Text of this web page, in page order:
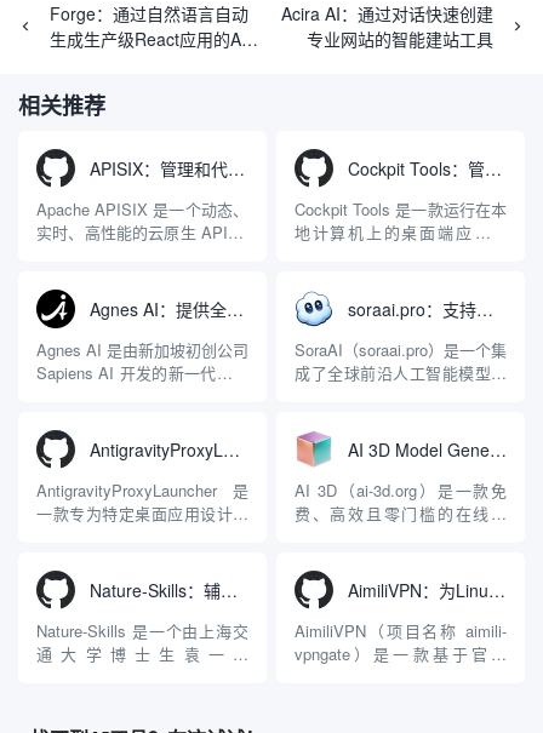
Forge：通过自然语言自动
生成生产级React应用的AI
Acira AI：通过对话快速创建
专业网站的智能建站工具
相关推荐
APISIX：管理和代理API及大模型流量的高性能网关
Apache APISIX 是一个动态、
实时、高性能的云原生 API 网
LuaJIT 构建，并在 2019 年作
为顶级开源项目捐赠给
Apache 软件基金会。APISIX
彻底摒...
Cockpit Tools：管理多个AI编程IDE账号与配置多开独立实例的本地桌面应用
Cockpit Tools 是一款运行在本
地计算机上的桌面端应用程
程助手的账号与运行环境而设
计。它目前支持包括
Antigravity IDE、Codex、
GitHub Copilo...
Agnes AI：提供全模态模型免费API、支持图文视频生成与复杂工程执行的智能体平台
Agnes AI 是由新加坡初创公司
Sapiens AI 开发的新一代多模
限制，提供集文本、图像、视
频生成于一体的“全模态”大模
型能力。平台的核心产品矩阵
包括主打自动化工作流的
soraai.pro：支持多模型文字转视频和图像生成的在线创作工具
SoraAI（soraai.pro）是一个集
成了全球前沿人工智能模型的
者、营销人员及广大用户提供
一站式、开箱即用的视觉内容
生成解决方案。网站的核心优
势在于其强大的多模型聚合能
AntigravityProxyLauncher：免TUN全局代理使用Antigravity IDE
AntigravityProxyLauncher 是
一款专为特定桌面应用设计的
Windows 平台。当用户使用桌
面版 Gemini 客户端或
Antigravity IDE ...
AI 3D Model Generator：通过文本和图像快速生成3D模型的在线工具
AI 3D（ai-3d.org）是一款免
费、高效且零门槛的在线AI
动Seed 3D两大行业领先的AI
模型架构，致力于帮助用户无
需掌握复杂的3D拓扑知识或昂
贵的专业软件，即可在...
Nature-Skills：辅助撰写学术论文和绘制科研图表的智能体插件
Nature-Skills 是一个由上海交
通大学博士生袁一哲
合，专为顶级学术期刊（如
AimiliVPN：为Linux提供纯净出站家庭IP的VPN代理网关
AimiliVPN（项目名称 aimili-
vpngate）是一款基于官方